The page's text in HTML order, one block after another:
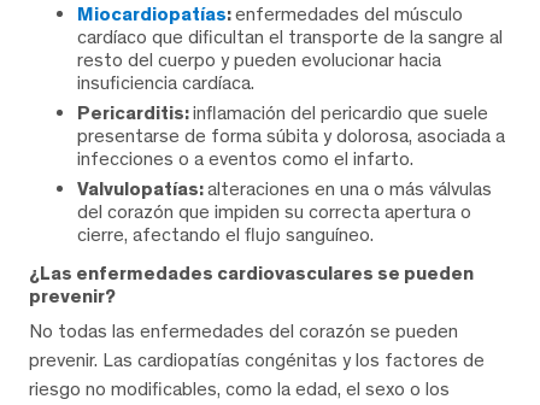
Miocardiopatías:enfermedades del músculo
cardíaco que dificultan el transporte de la sangre al
resto del cuerpo y pueden evolucionar hacia
insuficiencia cardíaca.
Pericarditis:inflamación del pericardio que suele
presentarse de forma súbita y dolorosa, asociada a
infecciones o a eventos como el infarto.
Valvulopatías:alteraciones en una o más válvulas
del corazón que impiden su correcta apertura o
cierre, afectando el flujo sanguíneo.
¿Las enfermedades cardiovasculares se pueden
prevenir?
No todas las enfermedades del corazón se pueden
prevenir. Las cardiopatías congénitas y los factores de
riesgo no modificables, como la edad, el sexo o los